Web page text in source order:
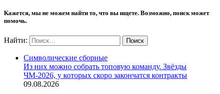
Кажется, мы не можем найти то, что вы ищете. Возможно, поиск может
помочь.
Найти:
Символические сборные
Из них можно собрать топовую команду. Звёзды
ЧМ-2026, у которых скоро закончатся контракты
09.08.2026